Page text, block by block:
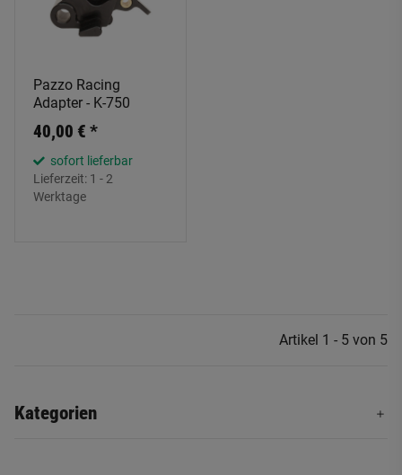
Pazzo Racing
Adapter - K-750
40,00 € *
sofort lieferbar
Lieferzeit: 1 - 2
Werktage
Artikel 1 - 5 von 5
Kategorien